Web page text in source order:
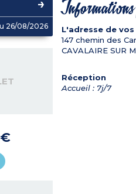
26/08/2026
Informations
L'adresse de vos
147 chemin des
CAVALAIRE SUR
Réception
Accueil : 7j/7